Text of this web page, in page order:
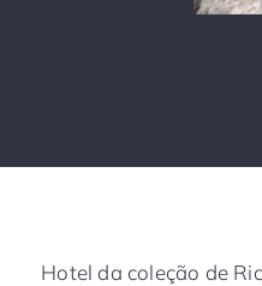
Hotel da coleção de